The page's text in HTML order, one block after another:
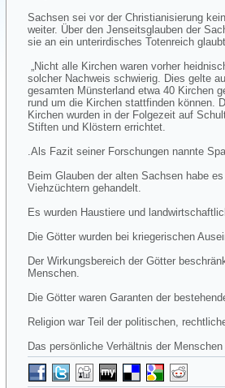
Sachsen sei vor der Christianisierung
weiter. Über den Jenseitsglauben der
sie an ein unterirdisches Totenreich
„Nicht alle Kirchen waren vorher
solcher Nachweis schwierig. Dies gelte
gesamten Münsterland etwa 40 Kirchen
rund um die Kirchen stattfinden können.
Kirchen wurden in der Folgezeit auf
Stiften und Klöstern errichtet.
.Als Fazit seiner Forschungen nannte
Beim Glauben der alten Sachsen habe
Viehzüchtern gehandelt.
Es wurden Haustiere und
Die Götter wurden bei kriegerischen
Der Wirkungsbereich der Götter
Menschen.
Die Götter waren Garanten der
Religion war Teil der politischen,
Das persönliche Verhältnis der